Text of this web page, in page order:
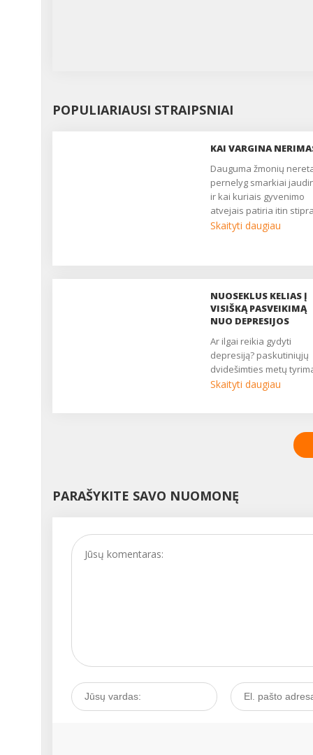
POPULIARIAUSI STRAIPSNIAI
KAI VARGINA
Dauguma žmonių neretai
pernelyg smarkiai
ir kai kuriais gyvenimo
atvejais patiria itin
streso būseną. Kartais
diagnozuojamas nerimo
sutrikimas. Kartu
pasireiškia įvairių
organų nervinės
reguliacijos sutrikimo
simptomų. Nustatyta,
nerimo sutrikimais
5 proc. visų žmonių....
Skaityti daugiau
NUOSEKLUS KELIAS Į
VISIŠKĄ PASVEIKIMĄ
NUO DEPRESIJOS
ar ilgai reikia gydyti
depresiją? paskutiniųjų
dvidešimties metų
Skaityti daugiau
PARAŠYKITE SAVO NUOMONĘ